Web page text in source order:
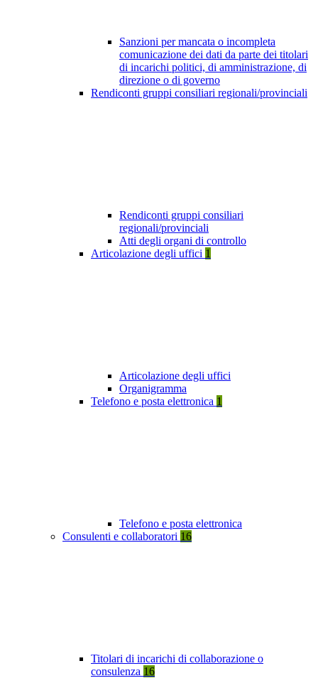
Sanzioni per mancata o incompleta
comunicazione dei dati da parte dei titolari
di incarichi politici, di amministrazione, di
direzione o di governo
Rendiconti gruppi consiliari regionali/provinciali
Rendiconti gruppi consiliari
regionali/provinciali
Atti degli organi di controllo
Articolazione degli uffici 1
Articolazione degli uffici
Organigramma
Telefono e posta elettronica 1
Telefono e posta elettronica
Consulenti e collaboratori 16
Titolari di incarichi di collaborazione o
consulenza 16